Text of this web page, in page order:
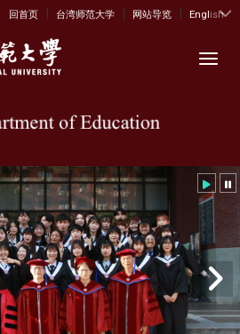
:::
回首页 | 台湾师范大学 | 网站导览 | English